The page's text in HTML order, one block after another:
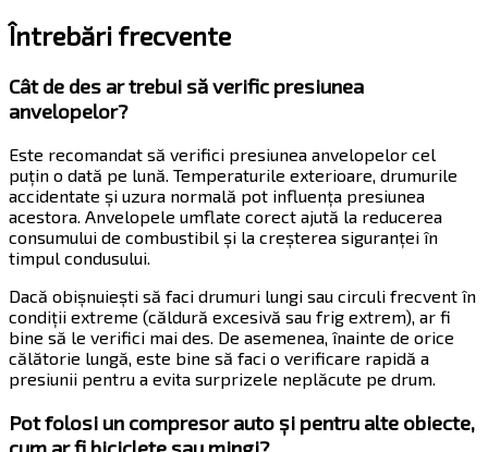
Întrebări frecvente
Cât de des ar trebui să verific presiunea
anvelopelor?
Este recomandat să verifici presiunea anvelopelor cel
puțin o dată pe lună. Temperaturile exterioare, drumurile
accidentate și uzura normală pot influența presiunea
acestora. Anvelopele umflate corect ajută la reducerea
consumului de combustibil și la creșterea siguranței în
timpul condusului.
Dacă obișnuiești să faci drumuri lungi sau circuli frecvent în
condiții extreme (căldură excesivă sau frig extrem), ar fi
bine să le verifici mai des. De asemenea, înainte de orice
călătorie lungă, este bine să faci o verificare rapidă a
presiunii pentru a evita surprizele neplăcute pe drum.
Pot folosi un compresor auto și pentru alte obiecte,
cum ar fi biciclete sau mingi?